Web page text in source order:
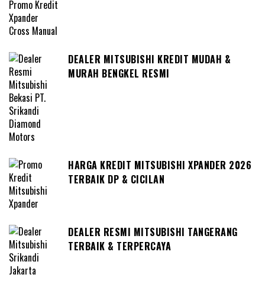
DEALER MITSUBISHI KREDIT MUDAH &
MURAH BENGKEL RESMI
HARGA KREDIT MITSUBISHI XPANDER 2026
TERBAIK DP & CICILAN
DEALER RESMI MITSUBISHI TANGERANG
TERBAIK & TERPERCAYA